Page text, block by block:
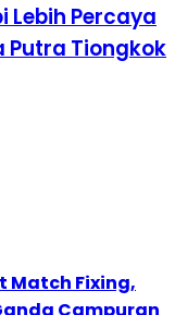
Lebih Percaya
Putra Tiongkok
Match Fixing,